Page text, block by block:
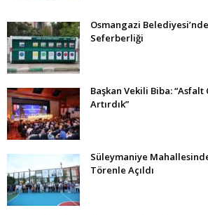
Osmangazi
Seferberliği
Başkan Vekili Biba: “Asfalt
Artırdık”
Süleymaniye
Törenle Açıldı